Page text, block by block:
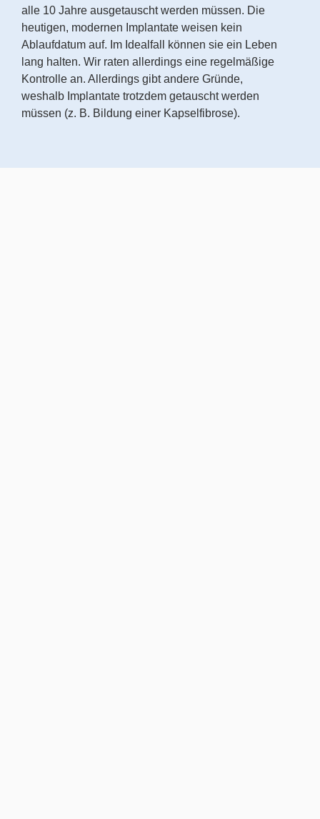
alle 10 Jahre ausgetauscht werden müssen. Die
heutigen, modernen Implantate weisen kein
Ablaufdatum auf. Im Idealfall können sie ein Leben
lang halten. Wir raten allerdings eine regelmäßige
Kontrolle an. Allerdings gibt andere Gründe,
weshalb Implantate trotzdem getauscht werden
müssen (z. B. Bildung einer Kapselfibrose).